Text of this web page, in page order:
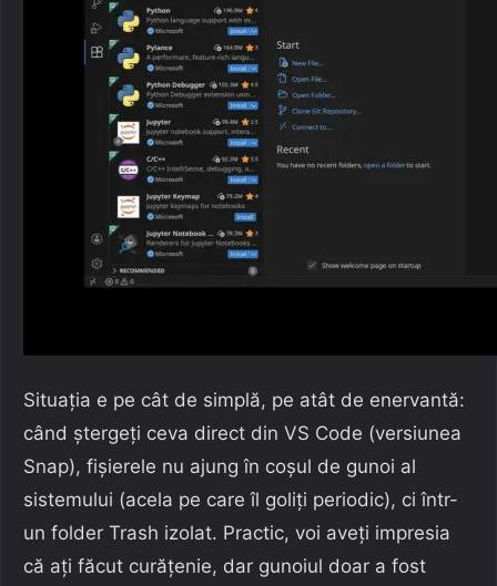
Situația e pe cât de simplă, pe atât de enervantă:
când ștergeți ceva direct din VS Code (versiunea
Snap), fișierele nu ajung în coșul de gunoi al
sistemului (acela pe care îl goliți periodic), ci într-
un folder Trash izolat. Practic, voi aveți impresia
că ați făcut curățenie, dar gunoiul doar a fost